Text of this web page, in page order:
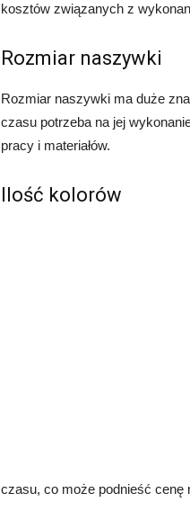
kosztów związanych z
Rozmiar naszywki
Rozmiar naszywki ma duże
czasu potrzeba na jej
pracy i materiałów.
Ilość kolorów
czasu, co może podnieść cenę